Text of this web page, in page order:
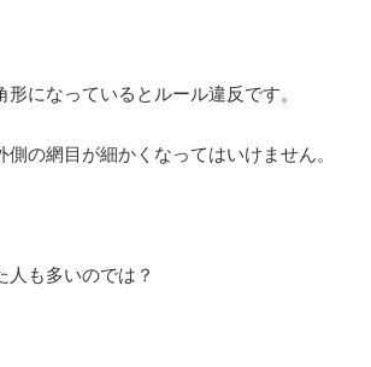
になっているとルール違反です。
側の網目が細かくなってはいけません。
人も多いのでは？